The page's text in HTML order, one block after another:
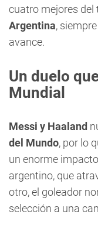
cuatro mejores del
Argentina,
avance.
Un duelo
Mundial
Messi y Haaland
del Mundo, por lo
un enorme
argentino, que
otro, el goleador
selección a una